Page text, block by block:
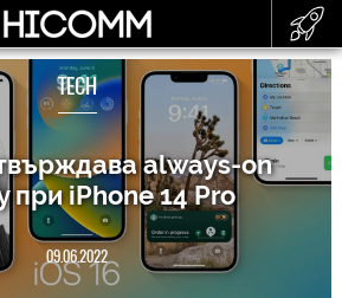
TECH
always-on
при iPhone 14 Pro
09.06.2022